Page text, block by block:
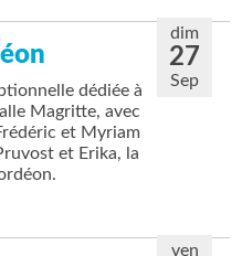
dim
27
Sep
dédiée à
Magritte, avec
et Myriam
et Erika, la
ven